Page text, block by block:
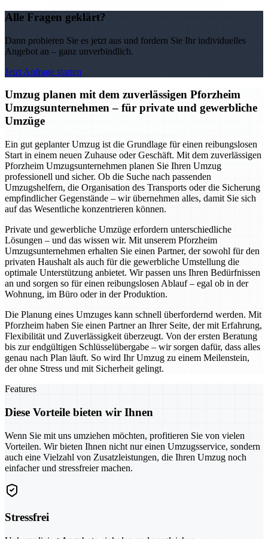
Alle Fragen geklärt?
Dann probieren Sie es jetzt aus und fordern Sie Ihr individuelles
Angebot an – ganz unverbindlich.
Jetzt Anfrage starten
Umzug planen mit dem zuverlässigen Pforzheim
Umzugsunternehmen – für private und gewerbliche
Umzüge
Ein gut geplanter Umzug ist die Grundlage für einen reibungslosen
Start in einem neuen Zuhause oder Geschäft. Mit dem zuverlässigen
Pforzheim Umzugsunternehmen planen Sie Ihren Umzug
professionell und sicher. Ob die Suche nach passenden
Umzugshelfern, die Organisation des Transports oder die Sicherung
empfindlicher Gegenstände – wir übernehmen alles, damit Sie sich
auf das Wesentliche konzentrieren können.
Private und gewerbliche Umzüge erfordern unterschiedliche
Lösungen – und das wissen wir. Mit unserem Pforzheim
Umzugsunternehmen erhalten Sie einen Partner, der sowohl für den
privaten Haushalt als auch für die gewerbliche Umstellung die
optimale Unterstützung anbietet. Wir passen uns Ihren Bedürfnissen
an und sorgen so für einen reibungslosen Ablauf – egal ob in der
Wohnung, im Büro oder in der Produktion.
Die Planung eines Umzuges kann schnell überfordernd werden. Mit
Pforzheim haben Sie einen Partner an Ihrer Seite, der mit Erfahrung,
Flexibilität und Zuverlässigkeit überzeugt. Von der ersten Beratung
bis zur endgültigen Schlüsselübergabe – wir sorgen dafür, dass alles
genau nach Plan läuft. So wird Ihr Umzug zu einem Meilenstein,
der ohne Stress und mit Sicherheit gelingt.
Features
Diese Vorteile bieten wir Ihnen
Wenn Sie mit uns umziehen möchten, profitieren Sie von vielen
Vorteilen. Wir bieten Ihnen nicht nur einen Umzugsservice, sondern
auch eine Vielzahl von Zusatzleistungen, die Ihren Umzug noch
einfacher und stressfreier machen.
Stressfrei